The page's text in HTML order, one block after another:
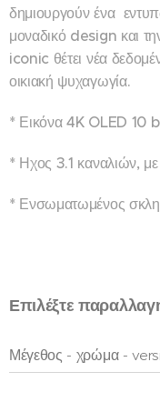
δημιουργούν ένα
μοναδικό design και
iconic θέτει νέα
οικιακή ψυχαγωγία.
* Εικόνα 4K OLED 10
* Ηχος 3.1 καναλιών,
* Ενσωματωμένος
Επιλέξτε
Μέγεθος - χρώμα -